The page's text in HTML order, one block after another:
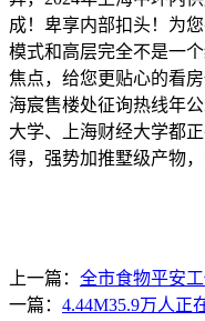
成！卑享内部扣头！为
模式和高层完全不是一
焦点，给您更贴心的看
海宸售楼处征询热线年
大学、上海财经大学都
得，强势加推墅级产物，
上一篇： 全市食物平安
一篇： 4.44M35.9万人正